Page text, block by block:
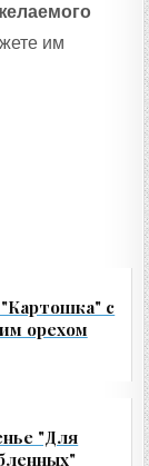
им
с
орехом
"Для